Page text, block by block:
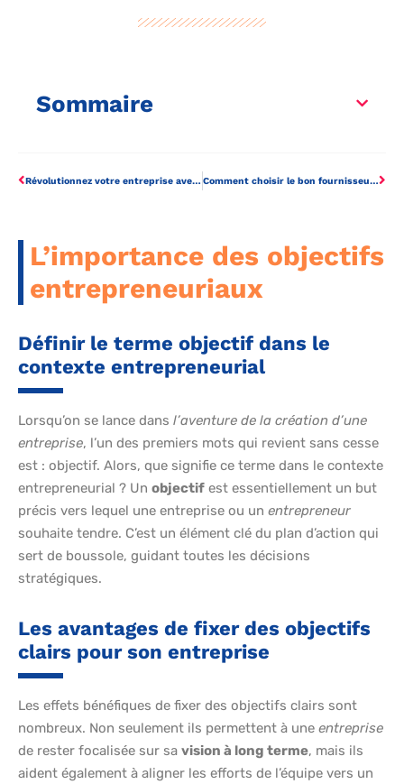
Sommaire
Révolutionnez votre entreprise avec ces pratiques de gestion incontournables Comment choisir le bon fournisseur d’animation pour votre événement d’entreprise?
L’importance des objectifs
entrepreneuriaux
Définir le terme objectif dans le
contexte entrepreneurial
Lorsqu’on se lance dans l’aventure de la création d’une
entreprise, l’un des premiers mots qui revient sans cesse
est : objectif. Alors, que signifie ce terme dans le contexte
entrepreneurial ? Un objectif est essentiellement un but
précis vers lequel une entreprise ou un entrepreneur
souhaite tendre. C’est un élément clé du plan d’action qui
sert de boussole, guidant toutes les décisions
stratégiques.
Les avantages de fixer des objectifs
clairs pour son entreprise
Les effets bénéfiques de fixer des objectifs clairs sont
nombreux. Non seulement ils permettent à une entreprise
de rester focalisée sur sa vision à long terme, mais ils
aident également à aligner les efforts de l’équipe vers un